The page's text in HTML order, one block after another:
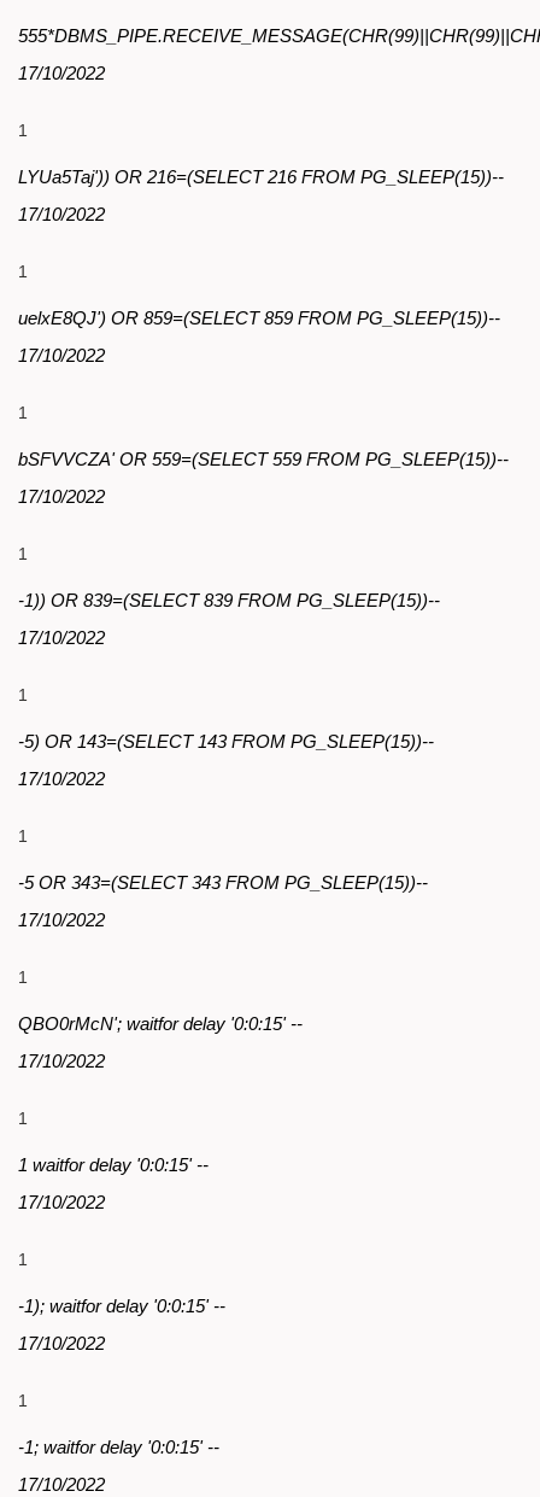
17/10/2022
1
LYUa5Taj')) OR 216=(SELECT 216 FROM PG_SLEEP(15))--
17/10/2022
1
uelxE8QJ') OR 859=(SELECT 859 FROM PG_SLEEP(15))--
17/10/2022
1
bSFVVCZA' OR 559=(SELECT 559 FROM PG_SLEEP(15))--
17/10/2022
1
-1)) OR 839=(SELECT 839 FROM PG_SLEEP(15))--
17/10/2022
1
-5) OR 143=(SELECT 143 FROM PG_SLEEP(15))--
17/10/2022
1
-5 OR 343=(SELECT 343 FROM PG_SLEEP(15))--
17/10/2022
1
QBO0rMcN'; waitfor delay '0:0:15' --
17/10/2022
1
1 waitfor delay '0:0:15' --
17/10/2022
1
-1); waitfor delay '0:0:15' --
17/10/2022
1
-1; waitfor delay '0:0:15' --
17/10/2022